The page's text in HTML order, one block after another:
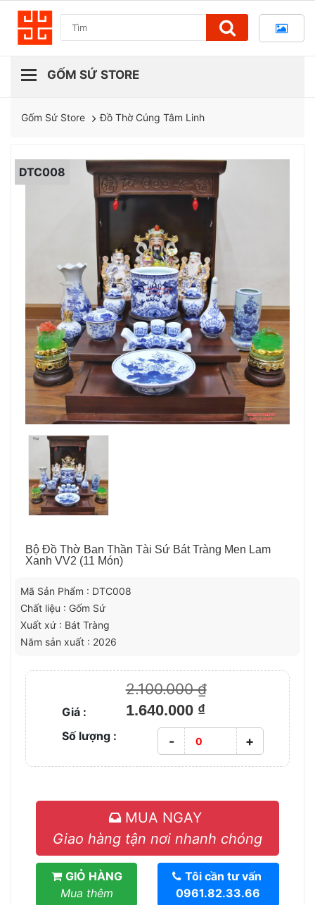
Gốm Sứ Store Đồ Thờ Cúng Tâm Linh
DTC008
Bộ Đồ Thờ Ban Thần Tài Sứ Bát Tràng Men Lam
Xanh VV2 (11 Món)
Mã Sản Phẩm : DTC008
Chất liệu : Gốm Sứ
Xuất xứ : Bát Tràng
Năm sản xuất : 2026
2.100.000 ₫
Giá : 1.640.000 ₫
Số lượng : - +
MUA NGAY
Giao hàng tận nơi nhanh chóng
GIỎ HÀNG
Mua thêm
Tôi cần tư vấn
0961.82.33.66